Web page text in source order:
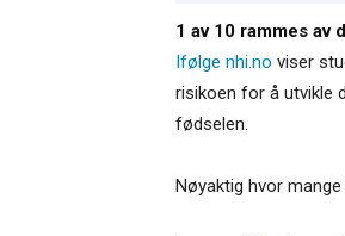
1 av 10 rammes av
Ifølge nhi.no viser
risikoen for å utvikle
fødselen.
Nøyaktig hvor